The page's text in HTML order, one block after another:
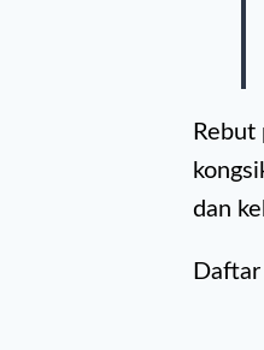
Rebut
dan
Daftar